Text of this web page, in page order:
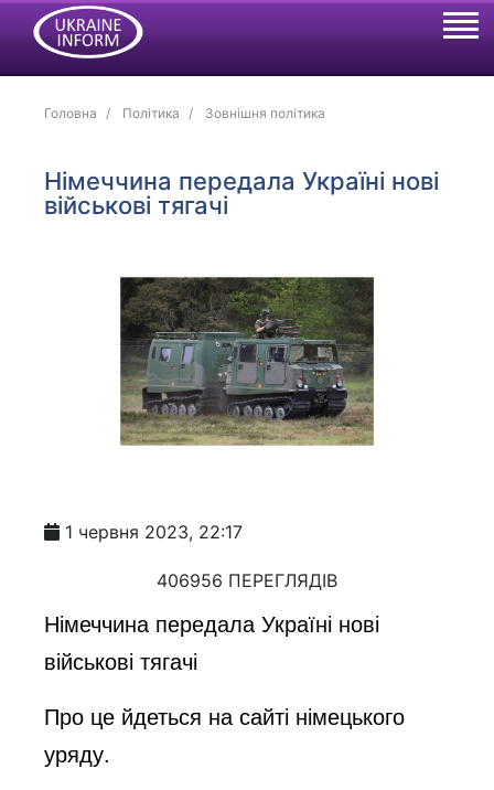
Головна Політика Зовнішня політика
Німеччина передала Україні нові
військові тягачі
1 червня 2023, 22:17
406956 ПЕРЕГЛЯДІВ
Німеччина передала Україні нові
військові тягачі
Про це йдеться на сайті німецького
уряду.